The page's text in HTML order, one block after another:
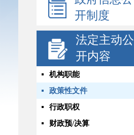
开制度
法定主动公
开内容
机构职能
政策性文件
行政职权
财政预/决算